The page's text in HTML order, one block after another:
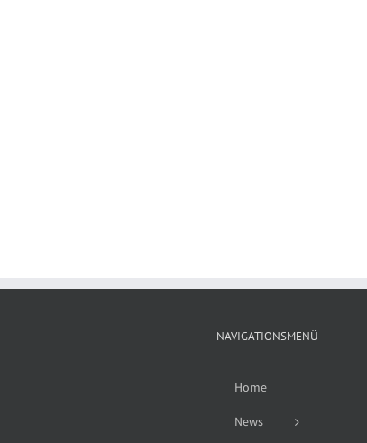
NAVIGATIONSMENÜ
Home
News